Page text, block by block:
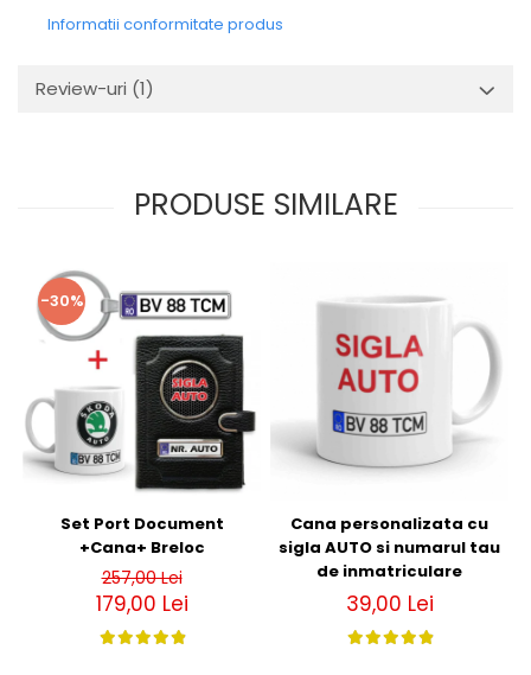
Informatii conformitate produs
Review-uri (1)
PRODUSE SIMILARE
-30%
Set Port Document
+Cana+ Breloc
257,00 Lei
179,00 Lei
Cana personalizata cu
sigla AUTO si numarul tau
de inmatriculare
39,00 Lei